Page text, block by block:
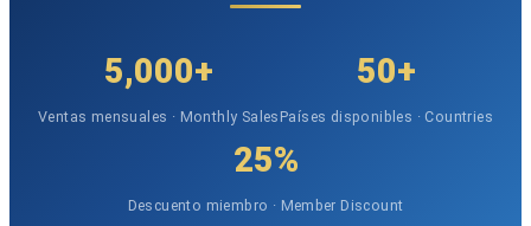
5,000+
Ventas mensuales · Monthly Sales
50+
Países disponibles · Countries
25%
Descuento miembro · Member Discount